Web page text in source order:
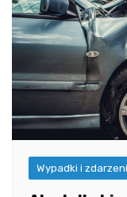
Wypadki i